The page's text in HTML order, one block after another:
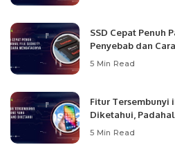
SSD Cepat Penuh
Penyebab dan
5 Min Read
Fitur Tersembunyi
Diketahui,
5 Min Read